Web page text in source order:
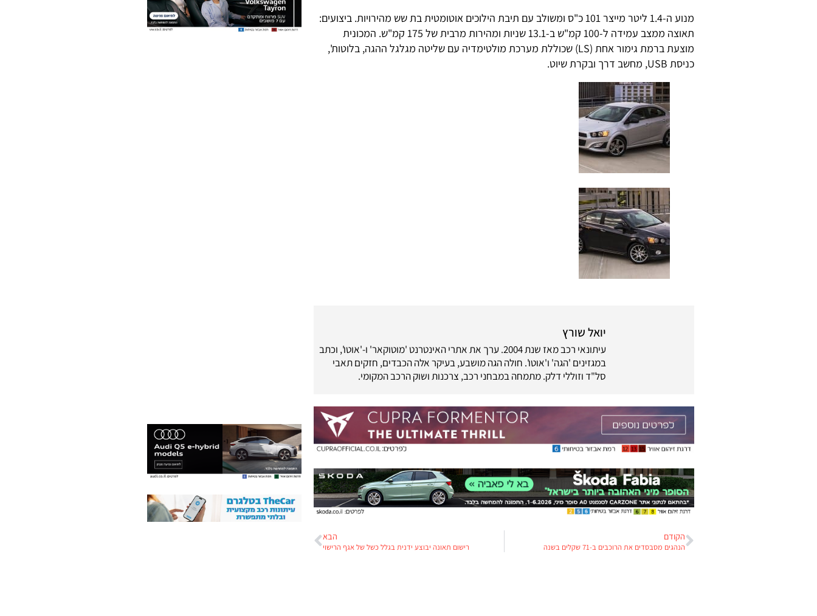
מנוע ה-1.4 ליטר מייצר 101 כ"ס ומשולב עם תיבת הילוכים אוטומטית בת שש מהירויות. ביצועים:
תאוצה ממצב עמידה ל-100 קמ"ש ב-13.1 שניות ומהירות מרבית של 175 קמ"ש. המכונית
מוצעת ברמת גימור אחת (LS) שכוללת מערכת מולטימדיה עם שליטה מגלגל ההגה, בלוטות',
כניסת USB, מחשב דרך ובקרת שיוט.
יואל שורץ
עיתונאי רכב מאז שנת 2004. ערך את אתרי האינטרנט 'מוטוקאר' ו-'אוטו', וכתב
במגזינים 'הגה' ו'אוטו'. חולה הגה מושבע, בעיקר אלה הכבדים, חזקים תאבי
סל"ד וזוללי דלק. מתמחה במבחני רכב, צרכנות ושוק הרכב המקומי.
הקודם
הנהגים מסבסדים את הרוכבים ב-71 שקלים בשנה
הבא
רישום תאונה יבוצע ידנית בגלל כשל של אגף הרישוי